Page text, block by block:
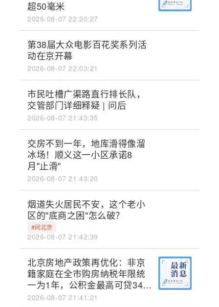
超50毫米
2026-08-07 22:20:27
第38届大众电影百花奖系列活
动在京开幕
2026-08-07 22:03:21
市民吐槽广渠路直行排长队，
交管部门详细释疑 | 问后
2026-08-07 21:43:35
交房不到一年，地库滑得像溜
冰场！顺义这一小区承诺8
月"止滑"
2026-08-07 21:43:20
烟道失火居民不安，这个老小
区的"底商之困"怎么破？
#问北京
2026-08-07 21:42:39
北京房地产政策再优化：非京
籍家庭在全市购房纳税年限统
一为1年，公积金最高可贷340
万
2026-08-07 21:41:21